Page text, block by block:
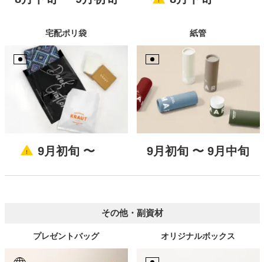
宅配ポリ袋
9月初旬 〜
紙管
9月初旬 〜 9月中旬
その他・副資材
プレゼントバッグ オリジナルボックス